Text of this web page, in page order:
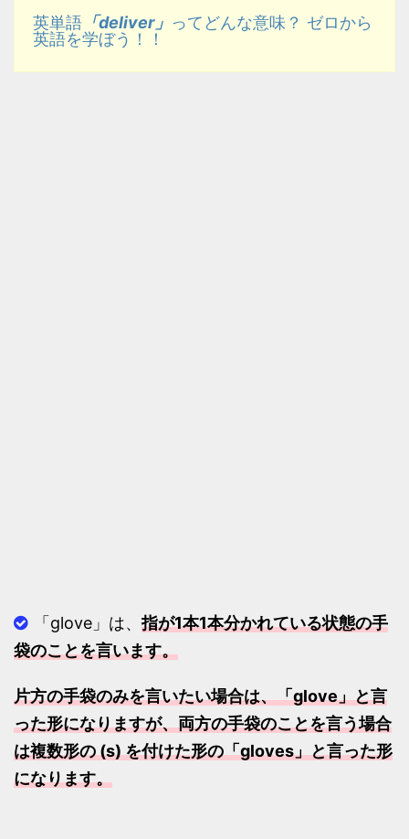
英語を学ぼう！！
「glove」は、指が1本1本分かれている状態の手
袋のことを言います。
片方の手袋のみを言いたい場合は、「glove」と言
った形になりますが、両方の手袋のことを言う場合
は複数形の (s) を付けた形の「gloves」と言った形
になります。